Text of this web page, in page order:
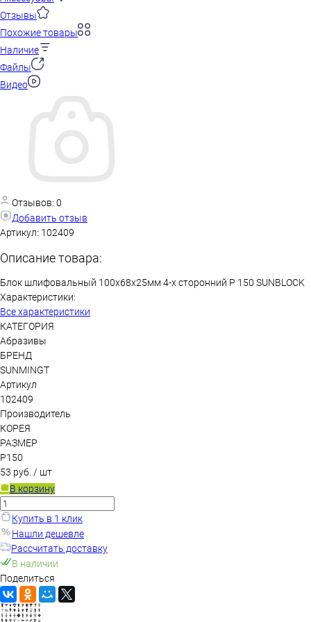
Отзывы
Похожие товары
Наличие
Файлы
Видео
Отзывов: 0
Добавить отзыв
Артикул: 102409
Описание товара:
Блок шлифовальный 100х68х25мм 4-х сторонний Р 150 SUNBLOCK
Характеристики:
Все характеристики
КАТЕГОРИЯ
Абразивы
БРЕНД
SUNMINGT
Артикул
102409
Производитель
КОРЕЯ
РАЗМЕР
P150
53 руб. / шт
В корзину
Купить в 1 клик
Нашли дешевле
Рассчитать доставку
В наличии
Поделиться